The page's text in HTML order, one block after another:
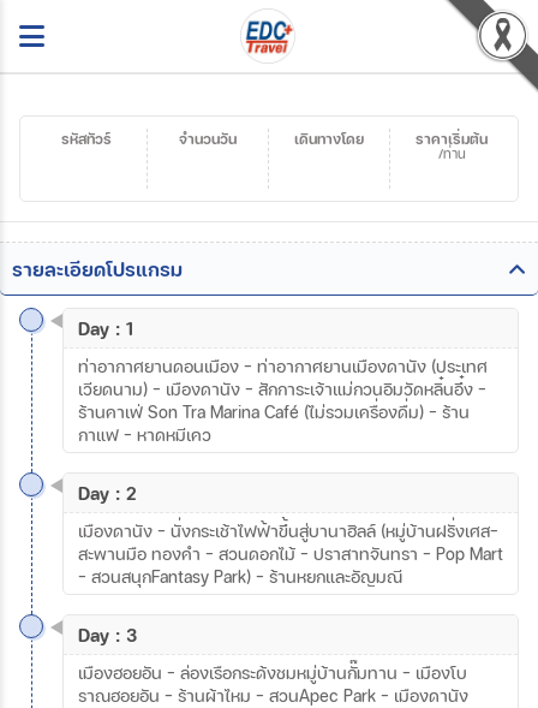
รหัสทัวร์ จำนวนวัน ราคาเริ่มต้น
/ท่าน
เดินทางโดย
รายละเอียดโปรแกรม
Day : 1
ท่าอากาศยานดอนเมือง – ท่าอากาศยานเมืองดานัง (ประเทศ
เวียดนาม) – เมืองดานัง - สักการะเจ้าแม่กวนอิมวัดหลิ๋นอึ๋ง –
ร้านคาเฟ่ Son Tra Marina Café (ไม่รวมเครื่องดื่ม) – ร้าน
กาแฟ - หาดหมีเคว
Day : 2
เมืองดานัง – นั่งกระเช้าไฟฟ้าขึ้นสู่บานาฮิลล์ (หมู่บ้านฝรั่งเศส-
สะพานมือ ทองคำ – สวนดอกไม้ – ปราสาทจันทรา – Pop Mart
– สวนสนุกFantasy Park) – ร้านหยกและอัญมณี
Day : 3
เมืองฮอยอัน - ล่องเรือกระด้งชมหมู่บ้านกั๊มทาน – เมืองโบ
ราณฮอยอัน – ร้านผ้าไหม – สวนApec Park - เมืองดานัง